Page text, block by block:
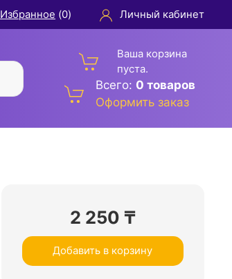
Избранное (0) Личный кабинет
Ваша корзина
пуста.
Всего: 0 товаров
Оформить заказ
2 250 ₸
Добавить в корзину